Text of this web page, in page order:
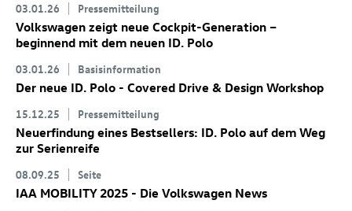
03.01.26 Pressemitteilung
Volkswagen zeigt neue Cockpit-Generation –
beginnend mit dem neuen ID. Polo
03.01.26 Basisinformation
Der neue ID. Polo - Covered Drive & Design Workshop
15.12.25 Pressemitteilung
Neuerfindung eines Bestsellers: ID. Polo auf dem Weg
zur Serienreife
08.09.25 Seite
IAA MOBILITY 2025 - Die Volkswagen News